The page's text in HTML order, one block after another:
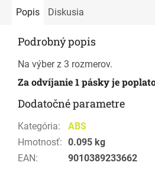
Popis Diskusia
Podrobný popis
Na výber z 3 rozmerov.
Za odvíjanie 1 pásky je
Dodatočné parametre
Kategória:
ABS
Hmotnosť: 0.095 kg
EAN: 9010389233662